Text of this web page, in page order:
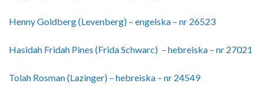
Henny Goldberg (Levenberg) – engelska – nr 26523
Hasidah Fridah Pines (Frida Schwarc) – hebreiska – nr 27021
Tolah Rosman (Lazinger) – hebreiska – nr 24549